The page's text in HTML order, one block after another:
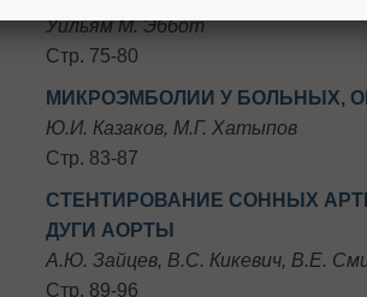
Уильям М. Эббот
Стр. 75-80
МИКРОЭМБОЛИИ У БОЛЬНЫХ,
Ю.И. Казаков, М.Г. Хатыпов
Стр. 83-87
СТЕНТИРОВАНИЕ СОННЫХ
ДУГИ АОРТЫ
А.Ю. Зайцев, В.С. Кикевич, В.Е.
Стр. 89-96